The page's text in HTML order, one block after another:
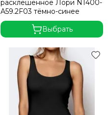
расклешённое Лори N1400-
A59.2F03 тёмно-синее
Выбрать